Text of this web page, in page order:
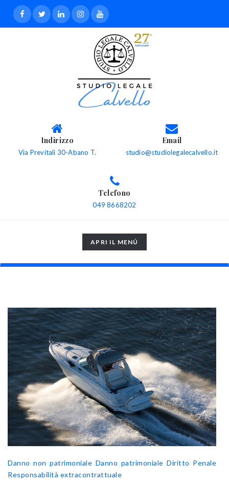
Indirizzo
Via Previtali 30-Abano T.
Email
studio@studiolegalecalvello.it
Telefono
049 8668202
TOGGLE
NAVIGATION
APRI IL MENÚ
Danno non patrimoniale Danno patrimoniale Diritto Penale
Responsabilità extracontrattuale